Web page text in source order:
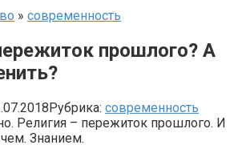
» современность
прошлого? А
Рубрика: современность
Религия – пережиток прошлого. И
Знанием.